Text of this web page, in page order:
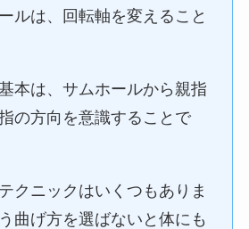
ルは、回転軸を変えること
本は、サムホールから親指
の方向を意識することで
クニックはいくつもありま
曲げ方を選ばないと体にも